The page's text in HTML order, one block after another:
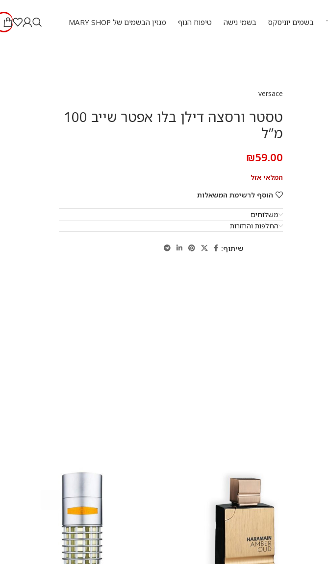
בשמים יוניסקס בשמי נישה טיפוח הגוף מגזין הבשמים של MARY SHOP
versace
טסטר ורסצה דילן בלו אפטר שייב 100
מ”ל
₪59.00
המלאי אזל
הוסף לרשימת המשאלות
משלוחים
החלפות והחזרות
שיתוף: